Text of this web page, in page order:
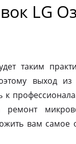
LG
таким
выход из
к
ремонт
вам самое